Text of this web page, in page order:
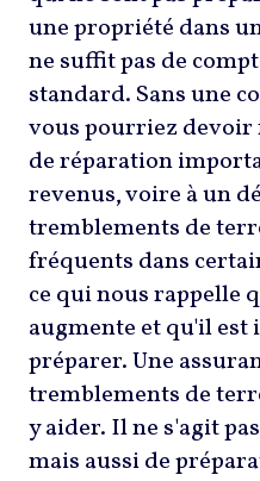
une propriété dans
ne suffit pas de
standard. Sans une
vous pourriez devoir
de réparation
revenus, voire à un
tremblements de
fréquents dans
ce qui nous rappelle
augmente et qu'il est
préparer. Une
tremblements de
y aider. Il ne s'agit
mais aussi de